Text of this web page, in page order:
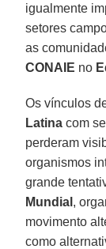
igualmente
setores
as
CONAIE no
Os vínculos
Latina com
perderam
organismos
grande
Mundial ,
movimento
como